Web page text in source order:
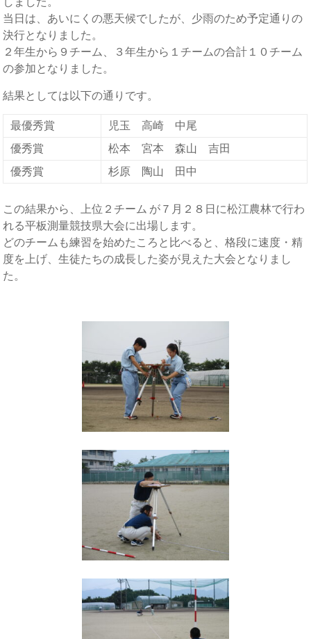
当日は、あいにくの悪天候でしたが、少雨のため予定通りの
決行となりました。
２年生から９チーム、３年生から１チームの合計１０チーム
の参加となりました。
結果としては以下の通りです。
最優秀賞
児玉 高崎 中尾
優秀賞
松本 宮本 森山 吉田
優秀賞
杉原 陶山 田中
この結果から、上位２チーム が７月２８日に松江農林で行わ
れる平板測量競技県大会に出場します。
どのチームも練習を始めたころと比べると、格段に速度・精
度を上げ、生徒たちの成長した姿が見えた大会となりまし
た。